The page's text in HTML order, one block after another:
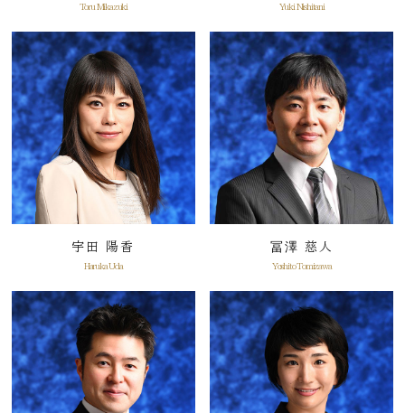
Toru Mikazuki Yuki Nishitani
宇田 陽香
Haruka Uda
冨澤 慈人
Yoshito Tomizawa